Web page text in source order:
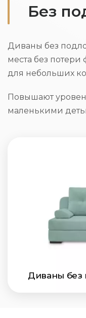
Без
Диваны без
места без
для небольших
Повышают
маленькими
Диваны без